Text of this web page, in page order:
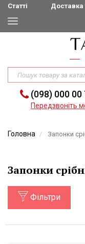
Статті Доставка
(098) 000 00
Передзвоніть
Головна Запонки
Запонки
Фільтри